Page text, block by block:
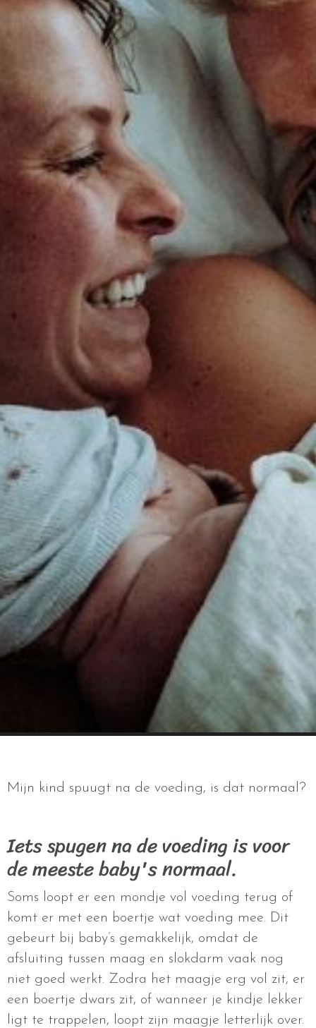
Mijn kind spuugt na de voeding, is dat normaal?
Iets spugen na de voeding is voor
de meeste baby's normaal.
Soms loopt er een mondje vol voeding terug of
komt er met een boertje wat voeding mee. Dit
gebeurt bij baby’s gemakkelijk, omdat de
afsluiting tussen maag en slokdarm vaak nog
niet goed werkt. Zodra het maagje erg vol zit, er
een boertje dwars zit, of wanneer je kindje lekker
ligt te trappelen, loopt zijn maagje letterlijk over.